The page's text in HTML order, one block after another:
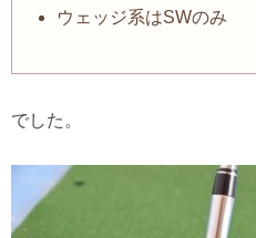
ウェッジ系はSWのみ
でした。